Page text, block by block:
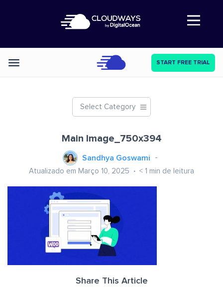
Abre a navegação
Categories START FREE TRIAL
Select Category
Main Image_750x394
Sandhya Goswami
Atualizado em Março 10, 2025 < 1 min de leitura
Share This Article